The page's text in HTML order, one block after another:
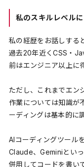
私のスキルレベル
私の経歴をお話しする
過去20年近くCSS・
前はエンジニア以上に
ただし、これまでエン
作業については知識が
ーディングは基本的に
AIコーディングツール
Claude、Geminiとい
併用してコードを書い